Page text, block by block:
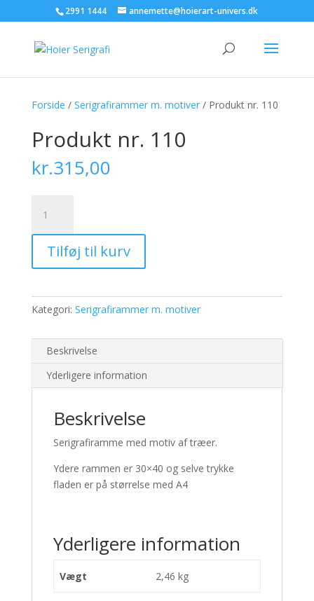
2991 1444 annemette@hoierart-univers.dk
Forside / Serigrafirammer m. motiver/ Produkt nr. 110
Produkt nr. 110
kr.315,00
110
antalTilføj til kurv
Kategori: Serigrafirammer m. motiver
Beskrivelse
Yderligere information
Beskrivelse
Serigrafiramme med motiv af træer.
Ydere rammen er 30×40 og selve trykke
fladen er på størrelse med A4
Yderligere information
Vægt 2,46 kg